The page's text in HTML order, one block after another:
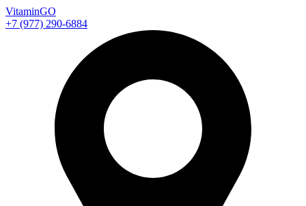
VitaminGO
+7 (977) 290-6884